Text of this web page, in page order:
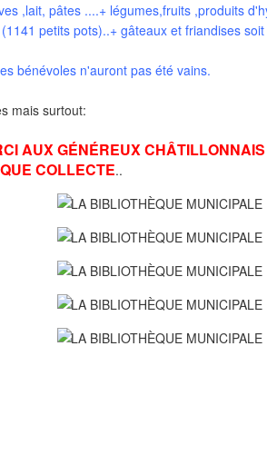
,lait, pâtes ....+ légumes,fruits ,produits
petits pots)..+ gâteaux et friandises
bénévoles n'auront pas été vains.
mais surtout:
AUX GÉNÉREUX
COLLECTE..